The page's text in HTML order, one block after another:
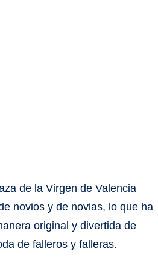
de la Virgen de Valencia
novios y de novias, lo que ha
original y divertida de
de falleros y falleras.